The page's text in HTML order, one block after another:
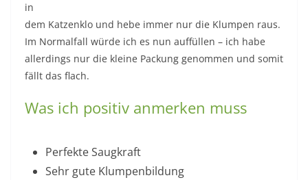
in
dem Katzenklo und hebe immer nur die Klumpen raus.
Im Normalfall würde ich es nun auffüllen – ich habe
allerdings nur die kleine Packung genommen und somit
fällt das flach.
Was ich positiv anmerken muss
Perfekte Saugkraft
Sehr gute Klumpenbildung